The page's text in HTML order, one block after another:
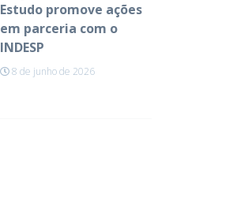
Estudo promove ações
em parceria com o
INDESP
8 de junho de 2026